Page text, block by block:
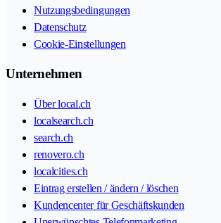
Nutzungsbedingungen
Datenschutz
Cookie-Einstellungen
Unternehmen
Über local.ch
localsearch.ch
search.ch
renovero.ch
localcities.ch
Eintrag erstellen / ändern / löschen
Kundencenter für Geschäftskunden